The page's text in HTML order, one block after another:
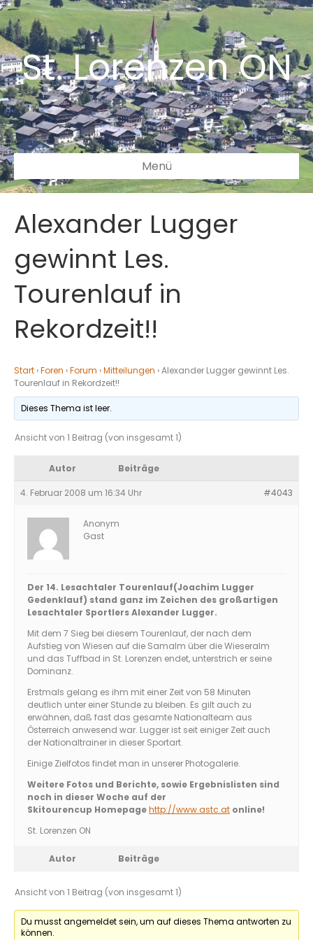
St. Lorenzen ON
Menü
Alexander Lugger
gewinnt Les.
Tourenlauf in
Rekordzeit!!
Start ›Foren ›Forum ›Mitteilungen ›Alexander Lugger gewinnt Les.
Tourenlauf in Rekordzeit!!
Dieses Thema ist leer.
Ansicht von 1 Beitrag (von insgesamt 1)
Autor Beiträge
4. Februar 2008 um 16:34 Uhr #4043
Anonym
Gast
Der 14. Lesachtaler Tourenlauf(Joachim Lugger
Gedenklauf) stand ganz im Zeichen des großartigen
Lesachtaler Sportlers Alexander Lugger.
Mit dem 7 Sieg bei diesem Tourenlauf, der nach dem
Aufstieg von Wiesen auf die Samalm über die Wieseralm
und das Tuffbad in St. Lorenzen endet, unterstrich er seine
Dominanz.
Erstmals gelang es ihm mit einer Zeit von 58 Minuten
deutlich unter einer Stunde zu bleiben. Es gilt auch zu
erwähnen, daß fast das gesamte Nationalteam aus
Österreich anwesend war. Lugger ist seit einiger Zeit auch
der Nationaltrainer in dieser Sportart.
Einige Zielfotos findet man in unserer Photogalerie.
Weitere Fotos und Berichte, sowie Ergebnislisten sind
noch in dieser Woche auf der
Skitourencup Homepagehttp://www.astc.at online!
St. Lorenzen ON
Autor Beiträge
Ansicht von 1 Beitrag (von insgesamt 1)
Du musst angemeldet sein, um auf dieses Thema antworten zu
können.